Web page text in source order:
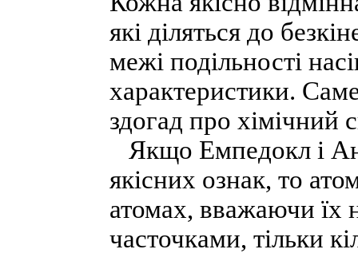
які діляться до
межі подільності
характеристики.
здогад про хімічний
Якщо Емпедокл і
якісних ознак, то
атомах, вважаючи
часточками, тільки